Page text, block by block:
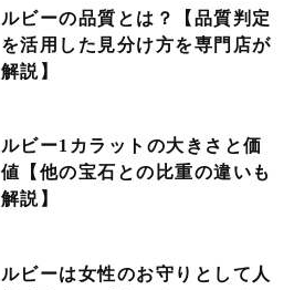
ルビーの品質とは？【品質判定
を活用した見分け方を専門店が
解説】
ルビー1カラットの大きさと価
値【他の宝石との比重の違いも
解説】
ルビーは女性のお守りとして人